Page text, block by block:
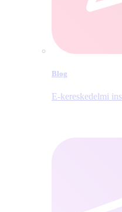
Blog
E‑kereskedelmi